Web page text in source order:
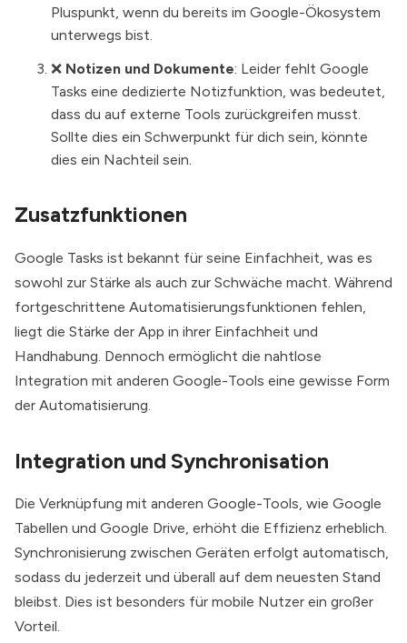
Pluspunkt, wenn du bereits im Google-Ökosystem
unterwegs bist.
❌ Notizen und Dokumente: Leider fehlt Google
Tasks eine dedizierte Notizfunktion, was bedeutet,
dass du auf externe Tools zurückgreifen musst.
Sollte dies ein Schwerpunkt für dich sein, könnte
dies ein Nachteil sein.
Zusatzfunktionen
Google Tasks ist bekannt für seine Einfachheit, was es
sowohl zur Stärke als auch zur Schwäche macht. Während
fortgeschrittene Automatisierungsfunktionen fehlen,
liegt die Stärke der App in ihrer Einfachheit und
Handhabung. Dennoch ermöglicht die nahtlose
Integration mit anderen Google-Tools eine gewisse Form
der Automatisierung.
Integration und Synchronisation
Die Verknüpfung mit anderen Google-Tools, wie Google
Tabellen und Google Drive, erhöht die Effizienz erheblich.
Synchronisierung zwischen Geräten erfolgt automatisch,
sodass du jederzeit und überall auf dem neuesten Stand
bleibst. Dies ist besonders für mobile Nutzer ein großer
Vorteil.